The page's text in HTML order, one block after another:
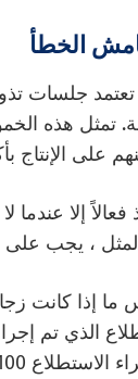
الخطأ
جلسات
تمثل هذه
على الإنتاج
إلا عندما
، يجب على
إذا كانت
الاستطلاع